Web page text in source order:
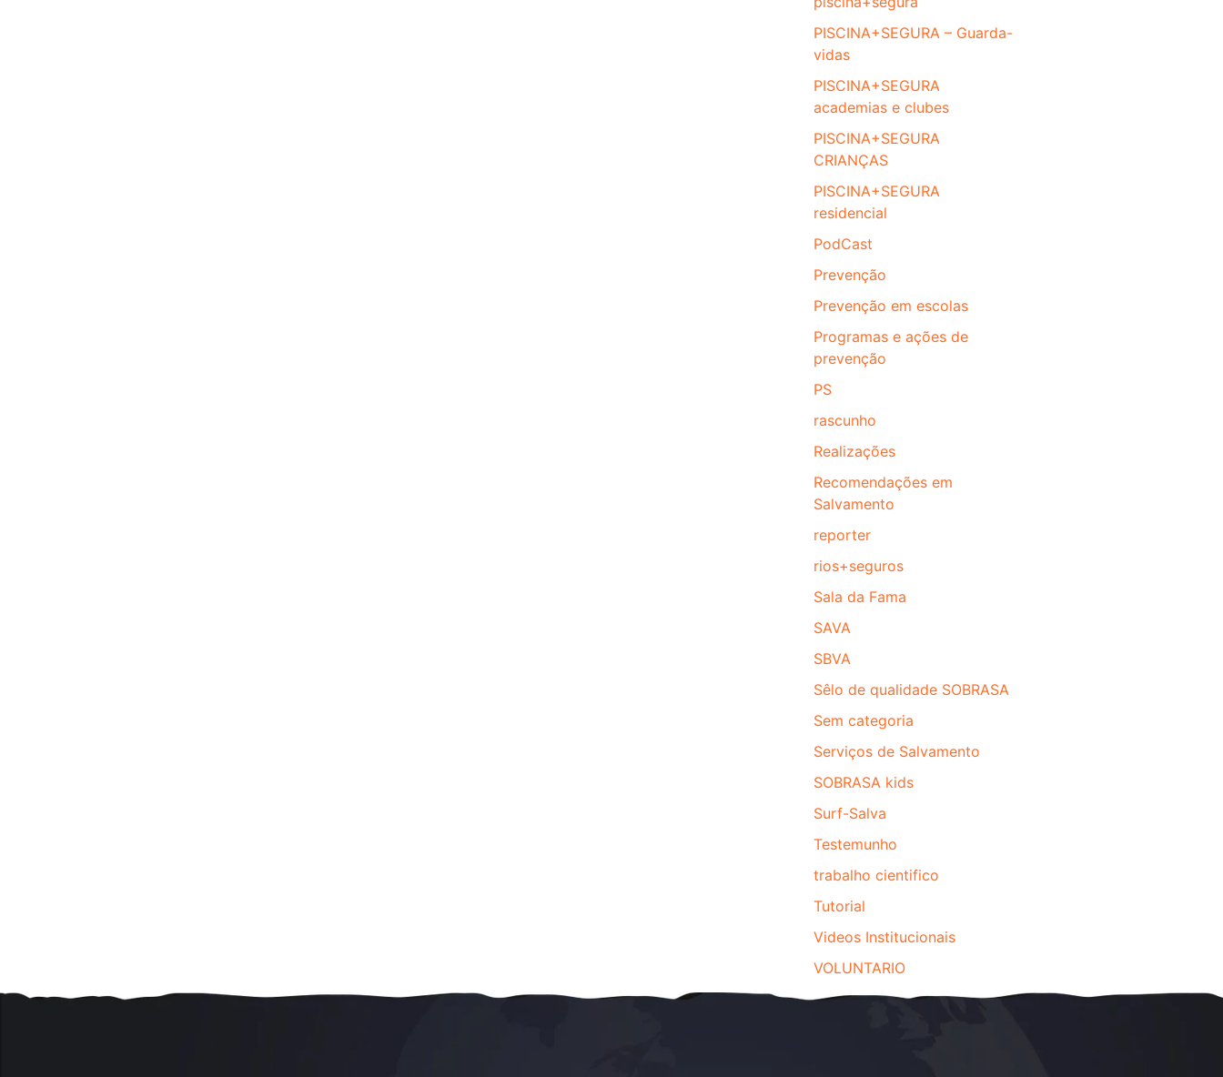
PISCINA+SEGURA – Guarda-
vidas
PISCINA+SEGURA
academias e clubes
PISCINA+SEGURA
CRIANÇAS
PISCINA+SEGURA
residencial
PodCast
Prevenção
Prevenção em escolas
Programas e ações de
prevenção
PS
rascunho
Realizações
Recomendações em
Salvamento
reporter
rios+seguros
Sala da Fama
SAVA
SBVA
Sêlo de qualidade SOBRASA
Sem categoria
Serviços de Salvamento
SOBRASA kids
Surf-Salva
Testemunho
trabalho cientifico
Tutorial
Videos Institucionais
VOLUNTARIO